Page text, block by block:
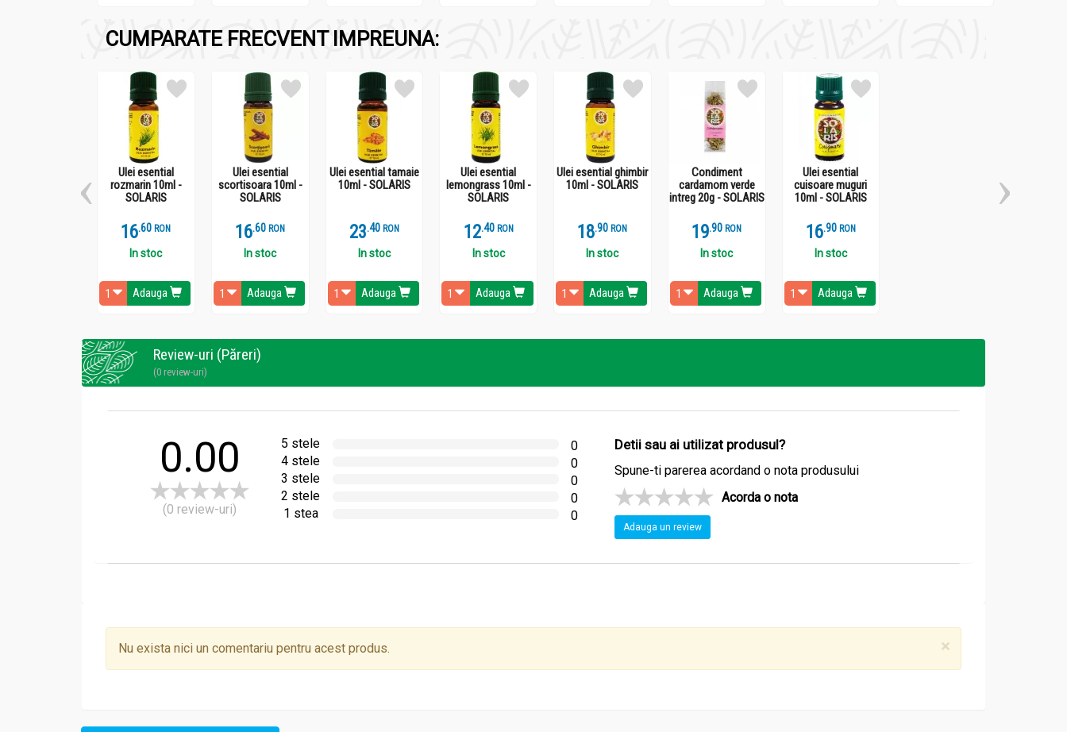
Fiole Hyaluron 12b x 2ml - GEROCOSSEN
Dupa ruperea cu atentie a fiolei, turnati continutul in palma si aplicati pe fata curata prin masaj usor. O fiola este recomandata pentru o singura aplicare.
Tratamentul este pentru 12 zile.
CUMPARATE FRECVENT IMPREUNA:
Ulei esential
rozmarin 10ml -
SOLARIS
16.6 RON
In stoc
Adauga
Ulei esential
scortisoara 10ml -
SOLARIS
16.6 RON
In stoc
Adauga
Ulei esential tamaie
10ml - SOLARIS
23.4 RON
In stoc
Adauga
Ulei esential
lemongrass 10ml -
SOLARIS
12.4 RON
In stoc
Adauga
Ulei esential ghimbir
10ml - SOLARIS
18.9 RON
In stoc
Adauga
Condiment
cardamom verde
intreg 20g - SOLARIS
19.9 RON
In stoc
Adauga
Ulei esential
cuisoare muguri
10ml - SOLARIS
16.9 RON
In stoc
Adauga
Review-uri (Păreri)
(0 review-uri)
0.00
(0 review-uri)
5 stele
0
4 stele
0
3 stele
0
2 stele
0
1 stea
0
Detii sau ai utilizat produsul?
Spune-ti parerea acordand o nota produsului
Acorda o nota
Adauga un review
×
Nu exista nici un comentariu pentru acest produs.